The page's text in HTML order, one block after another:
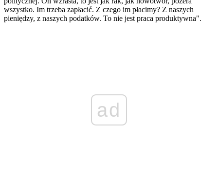
wszystko. Im trzeba zapłacić. Z czego im płacimy? Z naszych
pieniędzy, z naszych podatków. To nie jest praca produktywna".
ad